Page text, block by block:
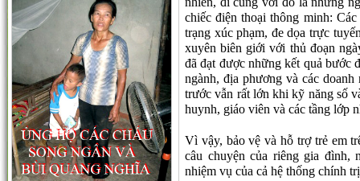
chiếc điện thoại thông minh:
trạng xúc phạm, đe dọa trực
xuyên biên giới với thủ đoạn
đã đạt được những kết quả bước
ngành, địa phương và các
trước vẫn rất lớn khi kỹ năng số
huynh, giáo viên và các tầng lớp
Vì vậy, bảo vệ và hỗ trợ trẻ em
câu chuyện của riêng gia đình,
nhiệm vụ của cả hệ thống chính